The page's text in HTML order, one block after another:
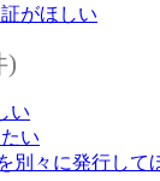
がほしい
)
い
い
別々に発行して